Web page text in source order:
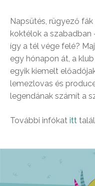
Napsütés, rügyező
koktélok a szabadban
így a tél vége felé?
egy hónapon át, a
egyik kiemelt
lemezlovas és
legendának számít a
További infókat itt